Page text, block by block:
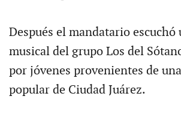
Después el mandatario escuchó
musical del grupo Los del
por jóvenes provenientes de
popular de Ciudad Juárez.